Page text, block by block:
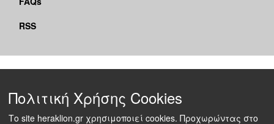
RSS
Πολιτική Χρήσης Cookies
Το site heraklion.gr χρησιμοποιεί cookies. Προχωρώντας στο